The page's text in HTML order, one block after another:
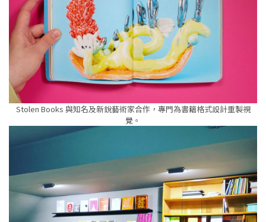
Stolen Books 與知名及新銳藝術家合作，專門為書籍格式設計重製視
覺。